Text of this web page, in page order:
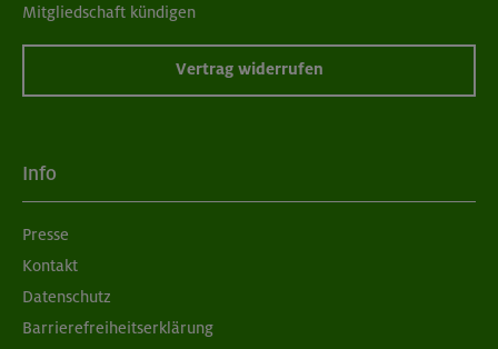
Mitgliedschaft kündigen
Vertrag widerrufen
Info
Presse
Kontakt
Datenschutz
Barrierefreiheitserklärung